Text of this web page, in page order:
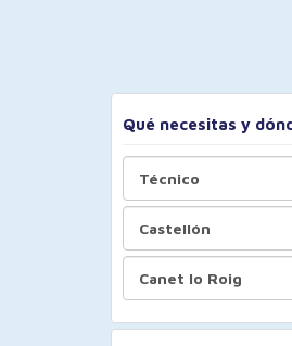
Qué necesitas y